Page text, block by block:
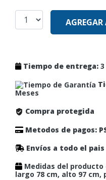
Tiempo de entrega:
Meses
Compra protegida
Metodos de pagos:
Envíos a todo el pais
Medidas del producto
largo 78 cm, alto 97 cm,